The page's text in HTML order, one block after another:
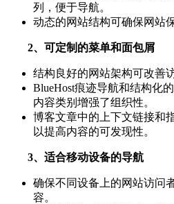
列，便于导航。
动态的网站结构可确保网站
2、可定制的菜单和面包屑
结构良好的网站架构可改善
BlueHost痕迹导航和结构化
内容类别增强了组织性。
博客文章中的上下文链接和
以提高内容的可发现性。
3、适合移动设备的导航
确保不同设备上的网站访问
容。